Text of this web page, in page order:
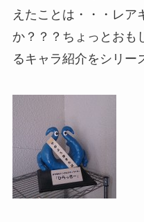
えたことは・・・レア
か？？？ちょっとおも
るキャラ紹介をシリー